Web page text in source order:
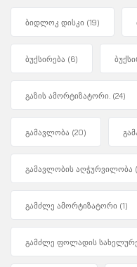
ბიდლოკ დისკი (19)
ბუქსირება (6)
გაზის ამორტიზატორი. (24)
გამავლობა (20)
გამავლობის აღჭურვილობა
გამძლე ამორტიზატორი (1)
გამძლე ფოლადის